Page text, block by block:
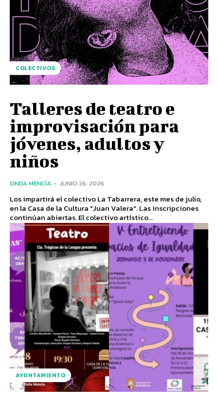
COLECTIVOS
Talleres de teatro e
improvisación para
jóvenes, adultos y
niños
ONDA MENCÍA - JUNIO 26, 2026
Los impartirá el colectivo La Tabarrera, este mes de julio,
en la Casa de la Cultura "Juan Valera". Las inscripciones
continúan abiertas. El colectivo artístico...
AYUNTAMIENTO